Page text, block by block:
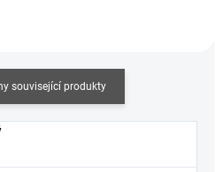
související produkty